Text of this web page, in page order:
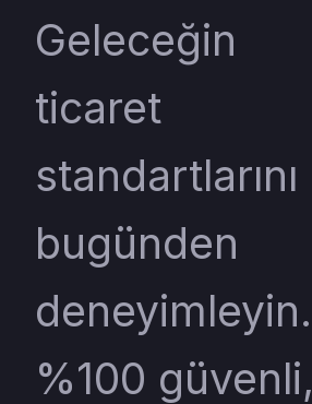
Geleceğin
ticaret
standartlarını
bugünden
deneyimleyin.
%100 güvenli,